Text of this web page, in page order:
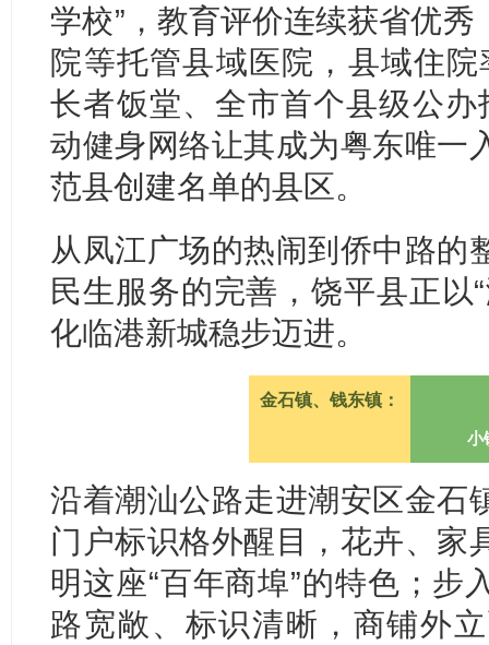
学校”，教育评价连续获省优
院等托管县域医院，县域住
长者饭堂、全市首个县级公办
动健身网络让其成为粤东唯一
范县创建名单的县区。
从凤江广场的热闹到侨中路的
民生服务的完善，饶平县正以
化临港新城稳步迈进。
金石镇、钱东镇：
小
沿着潮汕公路走进潮安区金石
门户标识格外醒目，花卉、家
明这座“百年商埠”的特色；步
路宽敞、标识清晰，商铺外